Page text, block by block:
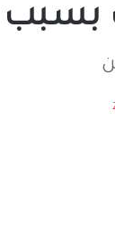
بسبب